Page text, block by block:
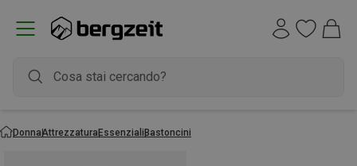
DonnaAttrezzaturaEssenzialiBastoncini